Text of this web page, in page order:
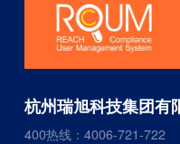
杭州瑞旭科技集团有
400热线：4006-721-722